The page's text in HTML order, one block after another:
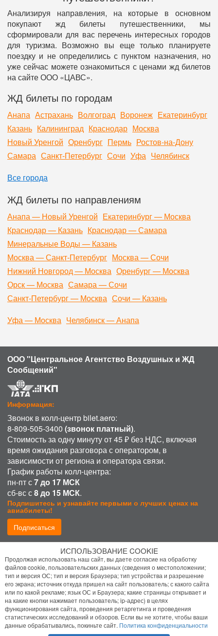
Анализируя направления, на которые в основном
покупают жд билеты путешественники, мы
сформировали для вас перечень интересных городов
для туризма. Возможно вы еще только планируете
поездку и не определились с пунктом назначения, но
уже сейчас можете ознакомиться с ценами жд билетов
на сайте ООО «ЦАВС».
ЖД билеты по городам
Анапа Астрахань Волгоград Воронеж Екатеринбург
Казань Калининград Краснодар Москва
Новый Уренгой Оренбург Пермь Ростов-на-Дону
Самара Санкт-Петербург Сочи Уфа Челябинск
Все города
ЖД билеты по направлениям
Анапа — Новый Уренгой Екатеринбург — Москва
Краснодар — Казань Краснодар — Самара
Минеральные Воды — Казань
Москва — Санкт-Петербург Москва — Сочи
Нижний Новгород — Москва Оренбург — Москва
Орск — Москва Самара — Сочи
Санкт-Петербург — Москва Сочи — Казань
Уфа — Москва Челябинск — Анапа
ООО "Центральное Агентство Воздушных и ЖД
Сообщений"
Информация:
Звонок в колл-центр bilet.aero:
8-809-505-3400 (звонок платный).
Стоимость за одну минуту от 45 ₽ без НДС, включая
время ожидания разговора с оператором, в
зависимости от региона и оператора связи.
График работы колл-центра:
пн-пт с7 до 17 МСК
сб-вс с8 до 15 МСК.
Подпишитесь и узнавайте первыми о лучших ценах на
авиабилеты!
Подписаться
Присоединиться:
Политика конфиденциальности
ИСПОЛЬЗОВАНИЕ COOKIE
Продолжая использовать наш сайт, вы даете согласие на обработку
файлов cookie, пользовательских данных (сведения о местоположении;
тип и версия ОС; тип и версия Браузера; тип устройства и разрешение
его экрана; источник откуда пришел на сайт пользователь; с какого сайта
или по какой рекламе; язык ОС и Браузера; какие страницы открывает и
на какие кнопки нажимает пользователь; ip-адрес) в целях
функционирования сайта, проведения ретаргетинга и проведения
статистических исследований и обзоров. Если вы не хотите, чтобы ваши
данные обрабатывались, покиньте сайт. Политика конфиденциальности